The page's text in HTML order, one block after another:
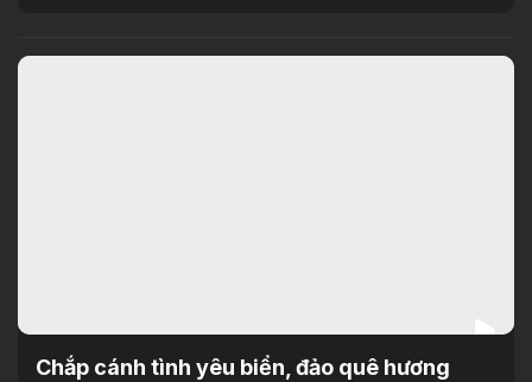
Chắp cánh tình yêu biển, đảo quê hương